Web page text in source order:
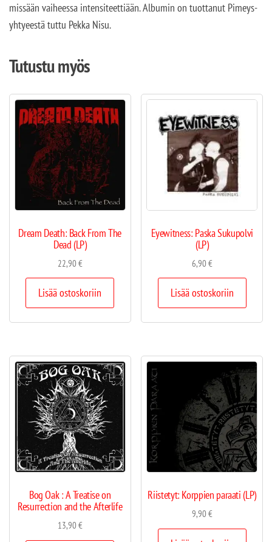
missään vaiheessa intensiteettiään.Albumin on tuottanut Pimeys-
yhtyeestä tuttu Pekka Nisu.
Tutustu myös
Dream Death: Back From The
Dead (LP)
22,90€
Lisää ostoskoriin
Eyewitness: Paska Sukupolvi
(LP)
6,90€
Lisää ostoskoriin
Bog Oak : A Treatise on
Resurrection and the Afterlife
13,90€
Riistetyt: Korppien paraati (LP)
9,90€